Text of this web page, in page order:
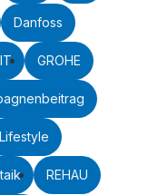
Danfoss
GROHE
Lifestyle
REHAU